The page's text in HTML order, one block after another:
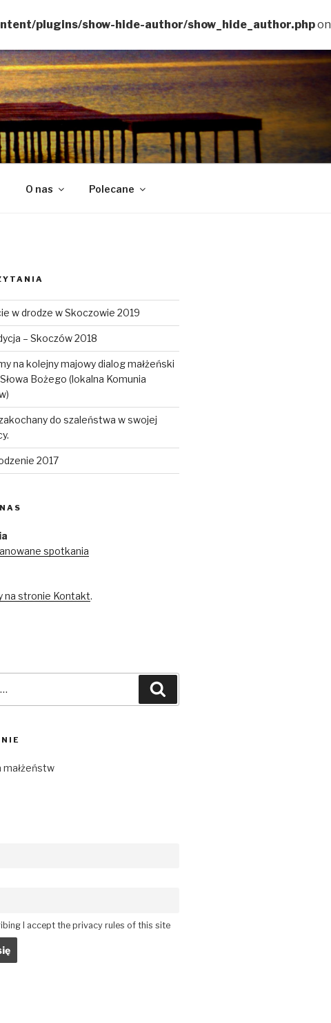
plugins/show-hide-author/show_hide_author.phpon
O nas Polecane
w drodze w Skoczowie 2019
– Skoczów 2018
na kolejny majowy dialog małżeński
Bożego (lokalna Komunia
do szaleństwa w swojej
2017
spotkania
na stronie Kontakt.
małżeństw
I accept the privacy rules of this site